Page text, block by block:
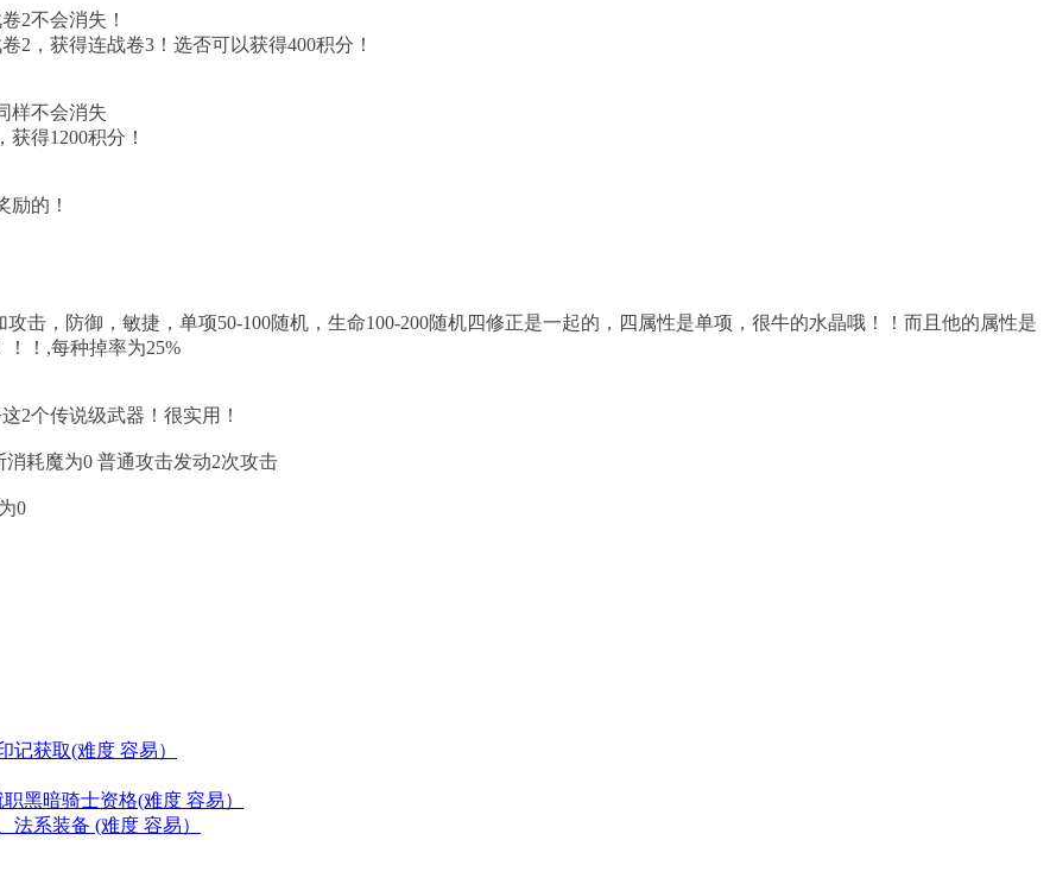
2不会消失！
2，获得连战卷3！选否可以获得400积分！
样不会消失
得1200积分！
励的！
击，防御，敏捷，单项50-100随机，生命100-200随机四修正是一起的，四属性是单项，很牛的水晶哦！！而且他的属性是
！！,每种掉率为25%
2个传说级武器！很实用！
耗魔为0 普通攻击发动2次攻击
0
记获取(难度 容易）
黑暗骑士资格(难度 容易）
法系装备 (难度 容易）